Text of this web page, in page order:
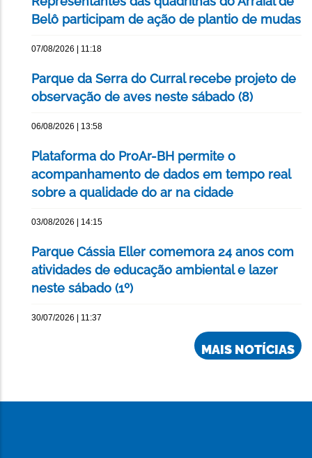
Belô participam de ação de plantio de mudas
07/08/2026 | 11:18
Parque da Serra do Curral recebe projeto de
observação de aves neste sábado (8)
06/08/2026 | 13:58
Plataforma do ProAr-BH permite o
acompanhamento de dados em tempo real
sobre a qualidade do ar na cidade
03/08/2026 | 14:15
Parque Cássia Eller comemora 24 anos com
atividades de educação ambiental e lazer
neste sábado (1º)
30/07/2026 | 11:37
MAIS NOTÍCIAS